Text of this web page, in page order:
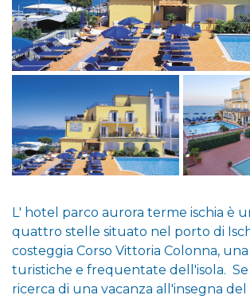
L' hotel parco aurora terme ischia è
quattro stelle situato nel porto di
costeggia Corso Vittoria Colonna,
turistiche e frequentate dell'isola. Se
ricerca di una vacanza all'insegna